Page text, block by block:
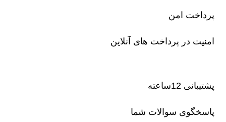
پرداخت امن
امنیت در پرداخت های آنلاین
پشتیبانی 12ساعته
پاسخگوی سوالات شما